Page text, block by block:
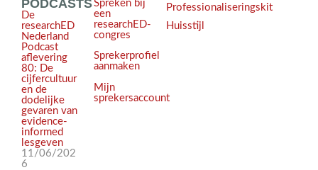
PODCASTS
De
researchED
Nederland
Podcast
aflevering
80: De
cijfercultuur
en de
dodelijke
gevaren van
evidence-
informed
lesgeven
11/06/202
6
Spreken bij
een
researchED-
congres
Sprekerprofiel
aanmaken
Mijn
sprekersaccount
Professionaliseringskit
Huisstijl